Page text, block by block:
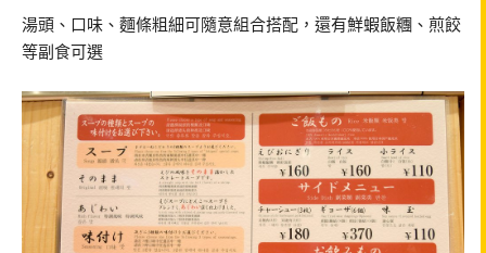
湯頭、口味、麵條粗細可隨意組合搭配，還有鮮蝦飯糰、煎餃
等副食可選